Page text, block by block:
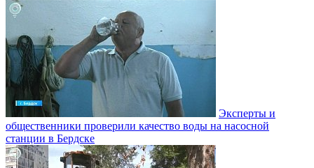
Эксперты и
общественники проверили качество воды на насосной
станции в Бердске